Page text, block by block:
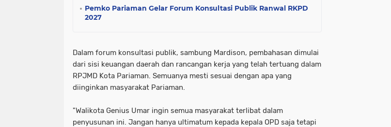
Pemko Pariaman Gelar Forum Konsultasi Publik Ranwal RKPD
2027
Dalam forum konsultasi publik, sambung Mardison, pembahasan dimulai
dari sisi keuangan daerah dan rancangan kerja yang telah tertuang dalam
RPJMD Kota Pariaman. Semuanya mesti sesuai dengan apa yang
diinginkan masyarakat Pariaman.
"Walikota Genius Umar ingin semua masyarakat terlibat dalam
penyusunan ini. Jangan hanya ultimatum kepada kepala OPD saja tetapi